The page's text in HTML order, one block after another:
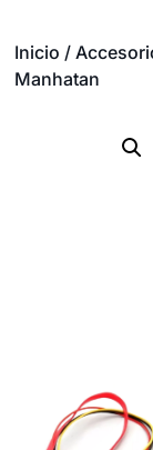
Inicio /
Manhatan